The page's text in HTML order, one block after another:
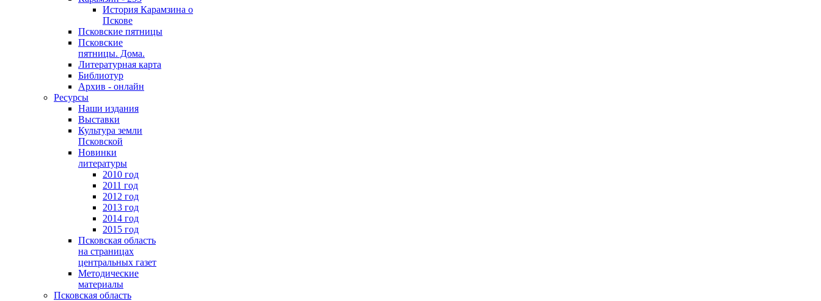
История Карамзина о
Пскове
Псковские пятницы
Псковские
пятницы. Дома.
Литературная карта
Библиотур
Архив - онлайн
Ресурсы
Наши издания
Выставки
Культура земли
Псковской
Новинки
литературы
2010 год
2011 год
2012 год
2013 год
2014 год
2015 год
Псковская область
на страницах
центральных газет
Методические
материалы
Псковская область